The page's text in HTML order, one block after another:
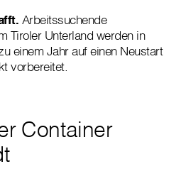
Arbeitssuchende
Tiroler Unterland werden in
einem Jahr auf einen Neustart
vorbereitet.
Container